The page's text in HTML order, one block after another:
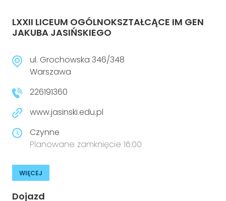
LXXII LICEUM OGÓLNOKSZTAŁCĄCE IM GEN
JAKUBA JASIŃSKIEGO
ul. Grochowska 346/348
Warszawa
226191360
www.jasinski.edu.pl
Czynne
Planowane zamknięcie 16:00
WIĘCEJ
Dojazd